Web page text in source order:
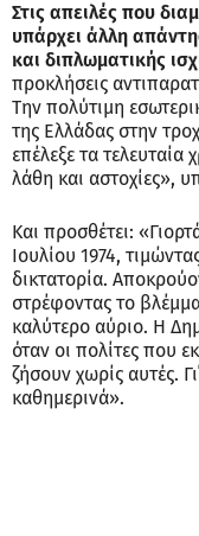
Στις απειλές που
υπάρχει άλλη
και διπλωματικής
προκλήσεις
Την πολύτιμη
της Ελλάδας στην
επέλεξε τα τελευταία
λάθη και αστοχίες»,
Και προσθέτει:
Ιουλίου 1974,
δικτατορία.
στρέφοντας το
καλύτερο αύριο. Η
όταν οι πολίτες που
ζήσουν χωρίς αυτές.
καθημερινά».